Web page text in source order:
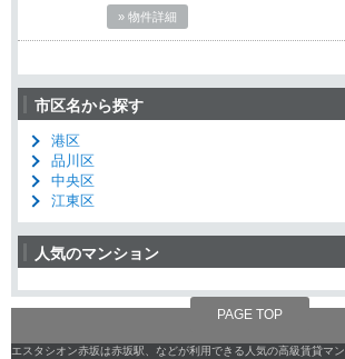
» 物件詳細
市区名から探す
港区
品川区
中央区
江東区
人気のマンション
PAGE TOP
エスタシオン赤坂は赤坂駅、などが利用できる人気の高級賃貸マ